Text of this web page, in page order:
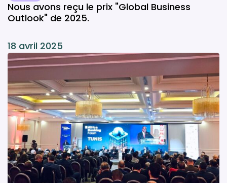
Nous avons reçu le prix "Global Business
Outlook" de 2025.
18 avril 2025